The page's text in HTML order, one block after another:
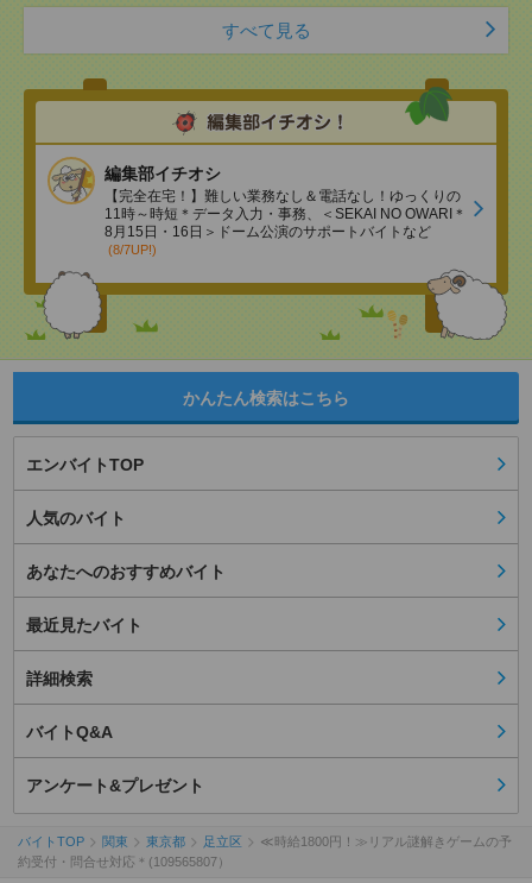
すべて見る
編集部イチオシ
【完全在宅！】難しい業務なし＆電話なし！ゆっくりの
11時～時短＊データ入力・事務、＜SEKAI NO OWARI＊
8月15日・16日＞ドーム公演のサポートバイトなど
(8/7UP!)
かんたん検索はこちら
エンバイトTOP
人気のバイト
あなたへのおすすめバイト
最近見たバイト
詳細検索
バイトQ&A
アンケート&プレゼント
バイトTOP 関東 東京都 足立区
≪時給1800円！≫リアル謎解きゲームの予
約受付・問合せ対応＊(109565807）